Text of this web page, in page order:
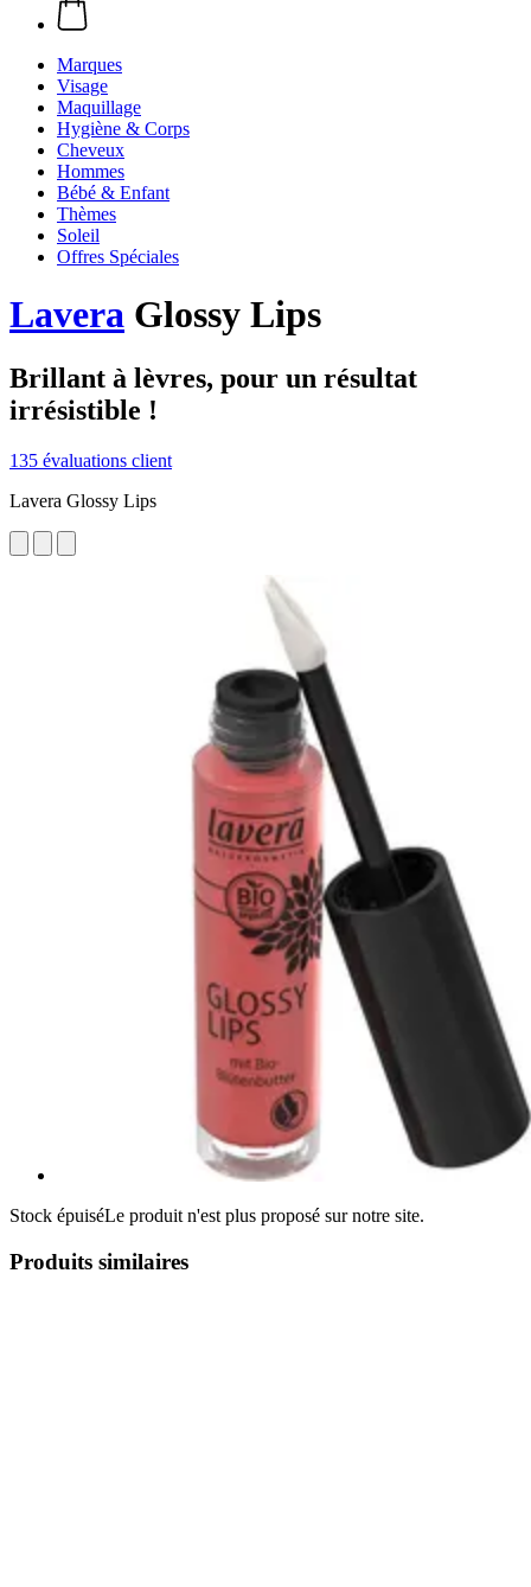
Marques
Visage
Maquillage
Hygiène & Corps
Cheveux
Hommes
Bébé & Enfant
Thèmes
Soleil
Offres Spéciales
Lavera Glossy Lips
Brillant à lèvres, pour un résultat
irrésistible !
135 évaluations client
Lavera Glossy Lips
Stock épuiséLe produit n'est plus proposé sur notre site.
Produits similaires